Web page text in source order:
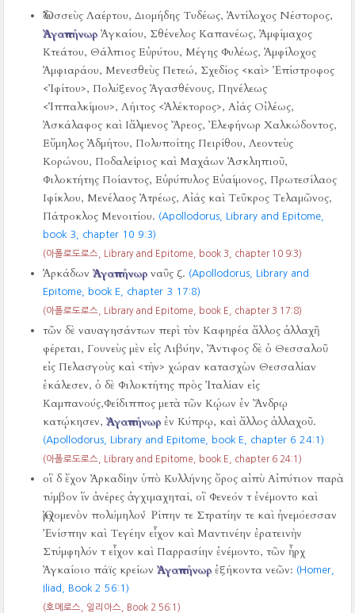
Ὀδυσσεὺς Λαέρτου, Διομήδης Τυδέως, Ἀντίλοχος Νέστορος,
Ἀγαπήνωρ Ἀγκαίου, Σθένελος Καπανέως, Ἀμφίμαχος
Κτεάτου, Θάλπιος Εὐρύτου, Μέγης Φυλέως, Ἀμφίλοχος
Ἀμφιαράου, Μενεσθεὺς Πετεώ, Σχεδίος <καὶ> Ἐπίστροφος
<Ἰφίτου>, Πολύξενος Ἀγασθένους, Πηνέλεως
<Ἱππαλκίμου>, Λήιτος <Ἀλέκτορος>, Αἰάς Οἰλέως,
Ἀσκάλαφος καὶ Ιἄλμενος Ἄρεος, Ἐλεφήνωρ Χαλκώδοντος,
Εὔμηλος Ἀδμήτου, Πολυποίτης Πειρίθου, Λεοντεὺς
Κορώνου, Ποδαλείριος καὶ Μαχάων Ἀσκληπιοῦ,
Φιλοκτήτης Ποίαντος, Εὐρύπυλος Εὐαίμονος, Πρωτεσίλαος
Ιφίκλου, Μενέλαος Ἀτρέως, Αἰάς καὶ Τεῦκρος Τελαμῶνος,
Πάτροκλος Μενοιτίου. (Apollodorus, Library and Epitome,
book 3, chapter 10 9:3)
(아폴로도로스, Library and Epitome, book 3, chapter 10 9:3)
ἈρκάδωνἈγαπήνωρ ναῦς ζ. (Apollodorus, Library and
Epitome, book E, chapter 3 17:8)
(아폴로도로스, Library and Epitome, book E, chapter 3 17:8)
τῶν δὲ ναυαγησάντων περὶ τὸν Καφηρέα ἄλλος ἀλλαχῆ
φέρεται, Γουνεὺς μὲν εἰς Λιβύην, Ἄντιφος δὲ ὁ Θεσσαλοῦ
εἰς Πελασγοὺς καὶ <τὴν> χώραν κατασχὼν Θεσσαλίαν
ἐκάλεσεν, ὁ δὲ Φιλοκτήτης πρὸς Ἰταλίαν εἰς
Καμπανούς,Φείδιππος μετὰ τῶν Κῴων ἐν Ἄνδρῳ
κατῴκησεν,Ἀγαπήνωρ ἐν Κύπρῳ, καὶ ἄλλος ἀλλαχοῦ.
(Apollodorus, Library and Epitome, book E, chapter 6 24:1)
(아폴로도로스, Library and Epitome, book E, chapter 6 24:1)
οἳ δ ἔχον Ἀρκαδίην ὑπὸ Κυλλήνης ὄρος αἰπὺ Αἰπύτιον παρὰ
τύμβον ἵν ἀνέρες ἀγχιμαχηταί, οἳ Φενεόν τ ἐνέμοντο καὶ
Ὀρχομενὸν πολύμηλον Ῥίπην τε Στρατίην τε καὶ ἠνεμόεσσαν
Ἐνίσπην καὶ Τεγέην εἶχον καὶ Μαντινέην ἐρατεινὴν
Στύμφηλόν τ εἶχον καὶ Παρρασίην ἐνέμοντο, τῶν ἦρχ
Ἀγκαίοιο πάϊς κρείωνἈγαπήνωρ ἑξήκοντα νεῶν: (Homer,
Iliad, Book 2 56:1)
(호메로스, 일리아스, Book 2 56:1)